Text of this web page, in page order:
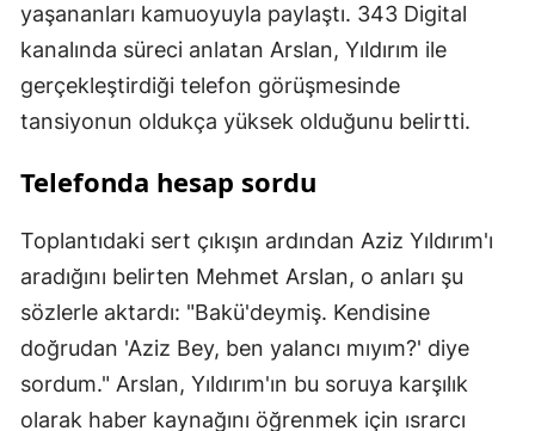
yaşananları kamuoyuyla paylaştı. 343 Digital
kanalında süreci anlatan Arslan, Yıldırım ile
gerçekleştirdiği telefon görüşmesinde
tansiyonun oldukça yüksek olduğunu belirtti.
Telefonda hesap sordu
Toplantıdaki sert çıkışın ardından Aziz Yıldırım'ı
aradığını belirten Mehmet Arslan, o anları şu
sözlerle aktardı: "Bakü'deymiş. Kendisine
doğrudan 'Aziz Bey, ben yalancı mıyım?' diye
sordum." Arslan, Yıldırım'ın bu soruya karşılık
olarak haber kaynağını öğrenmek için ısrarcı